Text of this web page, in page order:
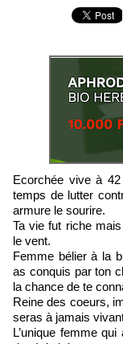
Ecorchée vive à 42 ans dans ton sommeil tu n’as pas eu le
temps de lutter
armure le sourire.
Ta vie fut riche
le vent.
Femme bélier à la
as conquis par ton
la chance de te
Reine des coeurs,
seras à jamais
L’unique femme